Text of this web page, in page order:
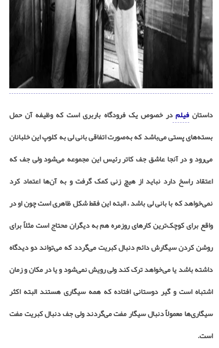
داستانفیلمدر خصوص یک فرودگاه باربری است که وظیفه آن حمل
بسته‌های پستی می‌باشد که به‌صورت اتفاقی بانی لی به کلوپ این خلبانان
می‌رود و در آنجا عاشق جف کاتر رئیس این مجموعه می‌شود ولی جف که
اعتقاد راسخ دارد نباید از هیچ زنی کمک گرفت و به آن‌ها اعتماد کرد
نمی‌خواهد که با بانی لی باشد ، البته این فقط شکل ظاهری است چون او در
واقع برای کوچک‌ترین کارهای روزمره هم به دیگران محتاج است مثلاً برای
روشن کردن سیگارش دائم دنبال کبریت می‌گردد که می‌تواند دو دیدگاه
داشته باشد یا می‌خواهد ترک کند ولی رویش نمی‌شود و یا در مکان و زمان
اشتباه است و گیر دوستانی افتاده که همه سیگاری هستند البته اکثر
سیگاری‌ها معمولاً دنبال سیگار مفت می‌گردند ولی جف دنبال کبریت مفت
است.